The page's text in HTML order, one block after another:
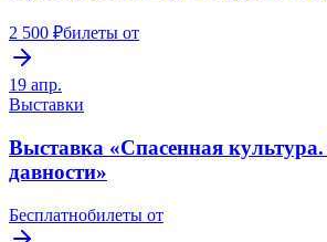
2 500 ₽билеты от
19 апр.
Выставки
Выставка «Спасенная культура.
давности»
Бесплатнобилеты от